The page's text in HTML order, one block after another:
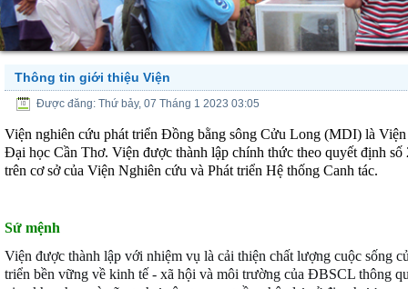
Thông tin giới thiệu Viện
Được đăng: Thứ bảy, 07 Tháng 1 2023 03:05
Viện nghiên cứu phát triển Đồng bằng sông Cửu Long (MDI) là
Đại học Cần Thơ. Viện được thành lập chính thức theo quyết định
trên cơ sở của Viện Nghiên cứu và Phát triển Hệ thống Canh tác.
Sứ mệnh
Viện được thành lập với nhiệm vụ là cải thiện chất lượng cuộc sống
triển bền vững về kinh tế - xã hội và môi trường của ĐBSCL thông